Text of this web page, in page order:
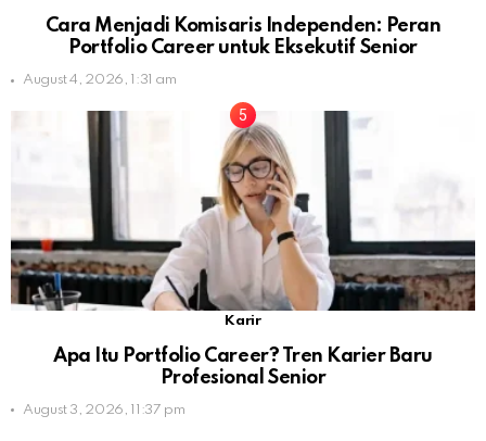
Cara Menjadi Komisaris Independen: Peran
Portfolio Career untuk Eksekutif Senior
August 4, 2026, 1:31 am
Karir
Apa Itu Portfolio Career? Tren Karier Baru
Profesional Senior
August 3, 2026, 11:37 pm